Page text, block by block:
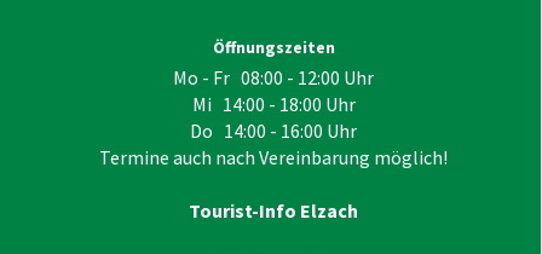
Öffnungszeiten
Mo - Fr 08:00 - 12:00 Uhr
Mi 14:00 - 18:00 Uhr
Do 14:00 - 16:00 Uhr
Termine auch nach Vereinbarung möglich!
Tourist-Info Elzach